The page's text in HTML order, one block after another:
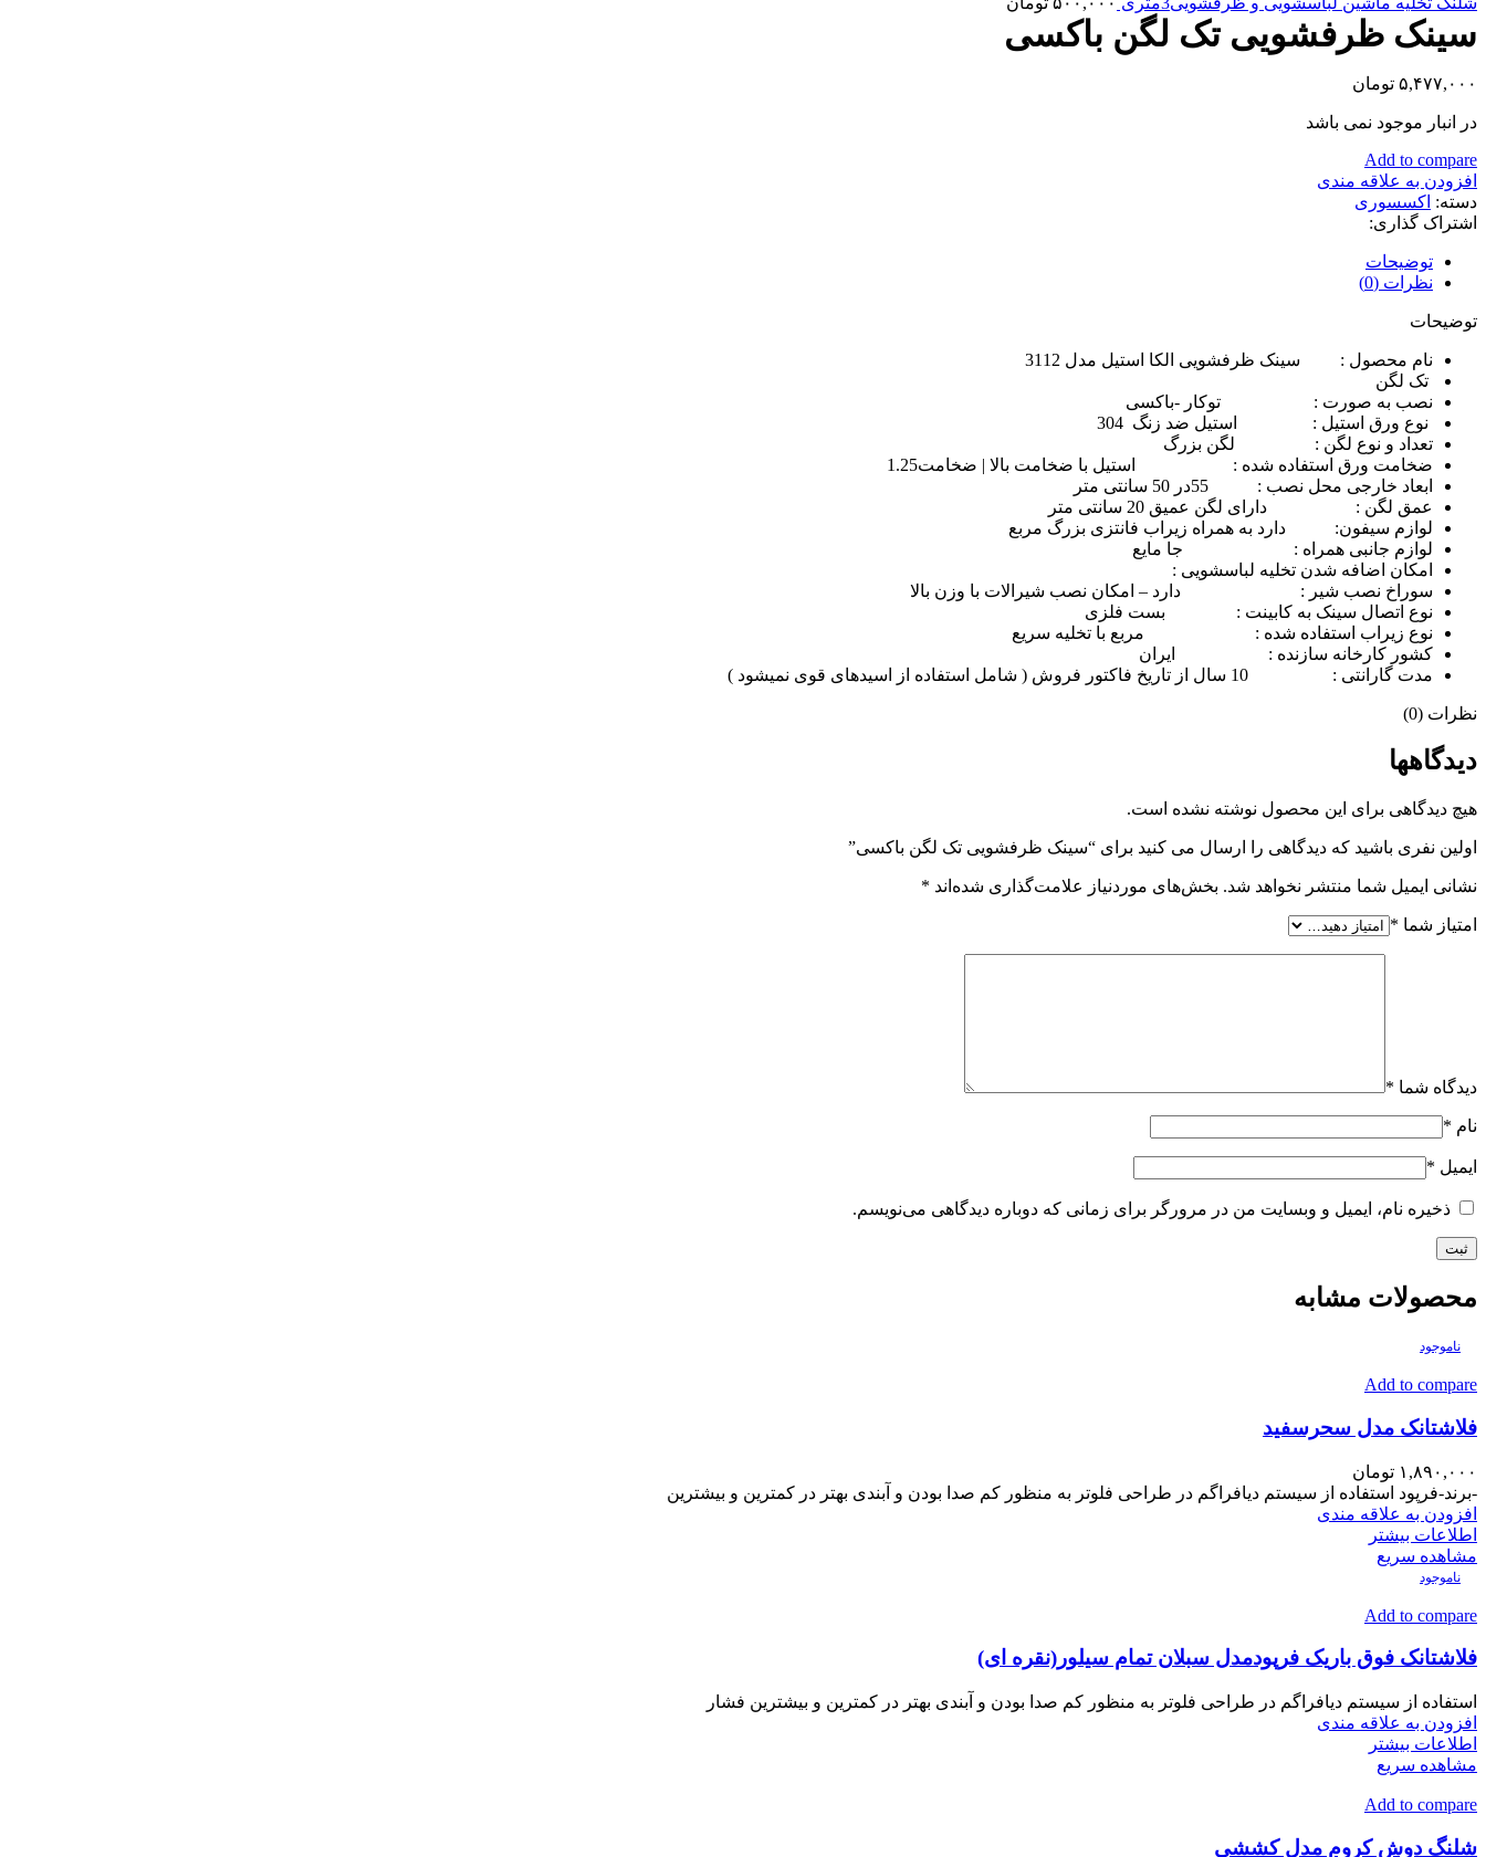
سینک ظرفشویی تک لگن باکسی
۵,۴۷۷,۰۰۰ تومان
در انبار موجود نمی باشد
Add to compare
افزودن به علاقه مندی
دسته: اکسسوری
اشتراک گذاری:
توضیحات
نظرات (0)
توضیحات
نام محصول : سينک ظرفشویی الکا استیل مدل 3112
تک لگن
نصب به صورت : توکار -باکسی
نوع ورق استیل : استیل ضد زنگ 304
تعداد و نوع لگن : لگن بزرگ
ضخامت ورق استفاده شده : استیل با ضخامت بالا | ضخامت1.25
ابعاد خارجی محل نصب : 55در 50 سانتی متر
عمق لگن : دارای لگن عمیق 20 سانتی متر
لوازم سیفون: دارد به همراه زیراب فانتزی بزرگ مربع
لوازم جانبی همراه : جا مایع
امکان اضافه شدن تخلیه لباسشویی :
سوراخ نصب شیر : دارد – امکان نصب شیرالات با وزن بالا
نوع اتصال سینک به کابینت : بست فلزی
نوع زیراب استفاده شده : مربع با تخلیه سریع
کشور کارخانه سازنده : ایران
مدت گارانتی : 10 سال از تاریخ فاکتور فروش ( شامل استفاده از اسیدهای قوی نمیشود )
نظرات (0)
دیدگاهها
هیچ دیدگاهی برای این محصول نوشته نشده است.
اولین نفری باشید که دیدگاهی را ارسال می کنید برای “سینک ظرفشویی تک لگن باکسی”
نشانی ایمیل شما منتشر نخواهد شد. بخش‌های موردنیاز علامت‌گذاری شده‌اند *
امتیاز شما *
دیدگاه شما *
نام *
ایمیل *
ذخیره نام، ایمیل و وبسایت من در مرورگر برای زمانی که دوباره دیدگاهی می‌نویسم.
محصولات مشابه
ناموجود
Add to compare
فلاشتانک مدل سحرسفید
۱,۸۹۰,۰۰۰ تومان
-برند-فرپود استفاده از سیستم دیافراگم در طراحی فلوتر به منظور کم صدا بودن و آبندی بهتر در کمترین و بیشترین
افزودن به علاقه مندی
اطلاعات بیشتر
مشاهده سریع
ناموجود
Add to compare
فلاشتانک فوق باریک فرپودمدل سبلان تمام سیلور(نقره ای)
استفاده از سیستم دیافراگم در طراحی فلوتر به منظور کم صدا بودن و آبندی بهتر در کمترین و بیشترین فشار
افزودن به علاقه مندی
اطلاعات بیشتر
مشاهده سریع
Add to compare
شلنگ دوش کروم مدل کششی